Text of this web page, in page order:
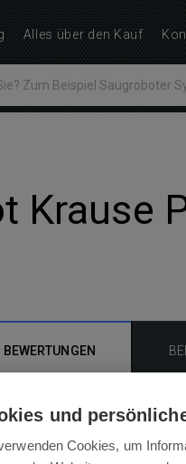
Krause
BEWERTUNGEN
Alles über den Kauf
und
Cookies, um